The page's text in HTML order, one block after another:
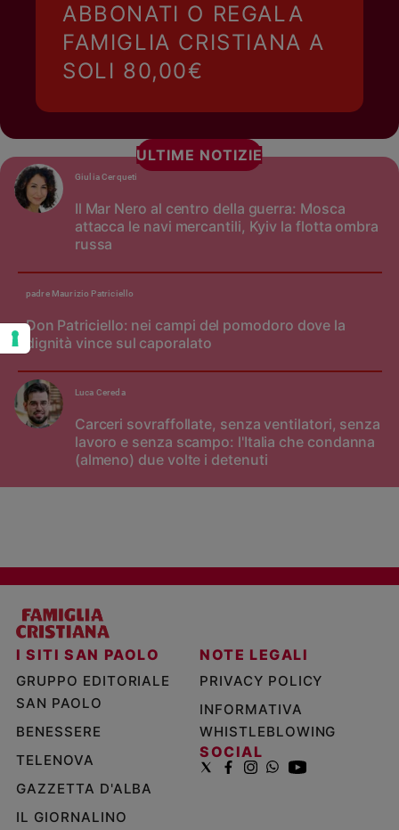
ABBONATI O REGALA
FAMIGLIA CRISTIANA A
SOLI 80,00€
ULTIME NOTIZIE
Il Mar Nero al centro della guerra: Mosca
attacca le navi mercantili, Kyiv la flotta ombra
russa
Giulia Cerqueti
Don Patriciello: nei campi del pomodoro dove la
dignità vince sul caporalato
padre Maurizio Patriciello
Carceri sovraffollate, senza ventilatori, senza
lavoro e senza scampo: l'Italia che condanna
(almeno) due volte i detenuti
Luca Cereda
I SITI SAN PAOLO
GRUPPO EDITORIALE
SAN PAOLO
BENESSERE
TELENOVA
GAZZETTA D'ALBA
IL GIORNALINO
NOTE LEGALI
PRIVACY POLICY
INFORMATIVA
WHISTLEBLOWING
SOCIAL